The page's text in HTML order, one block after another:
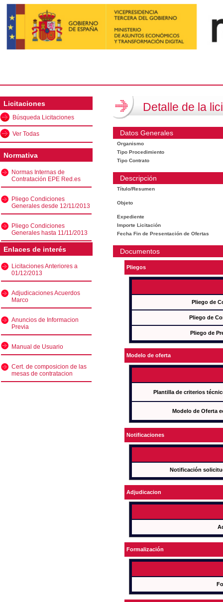
Licitaciones
Búsqueda Licitaciones
Ver Todas
Normativa
Normas Internas de
Contratación EPE Red.es
Pliego Condiciones
Generales desde 12/11/2013
Pliego Condiciones
Generales hasta 11/11/2013
Enlaces de interés
Licitaciones Anteriores a
01/12/2013
Adjudicaciones Acuerdos
Marco
Anuncios de Informacion
Previa
Manual de Usuario
Cert. de composicion de las
mesas de contratacion
Detalle de la
Datos Generales
Organismo
Tipo Procedimiento
Tipo Contrato
Descripción
Título/Resumen
Objeto
Expediente
Importe Licitación
Fecha Fin de Presentación de Ofertas
Documentos
Pliegos
Pliego de
Pliego de
Pliego de
Modelo de oferta
Plantilla de criterios
Modelo de Oferta
Notificaciones
Notificación
Adjudicacion
Formalización